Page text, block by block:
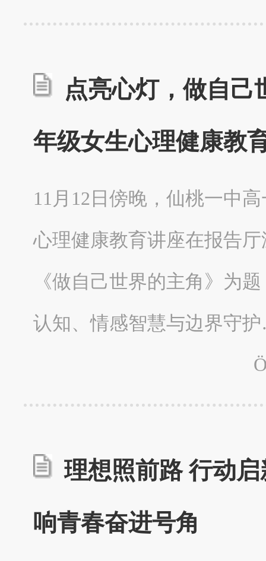
点亮心灯，做自己
年级女生心理健康教
11月12日傍晚，仙桃一中
心理健康教育讲座在报告
《做自己世界的主角》为
认知、情感智慧与边界守
理想照前路 行动
响青春奋进号角